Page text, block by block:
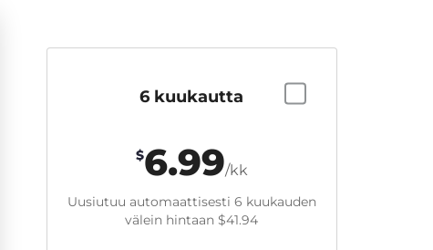
6 kuukautta
$6.99/kk
Uusiutuu automaattisesti 6 kuukauden
välein hintaan $41.94